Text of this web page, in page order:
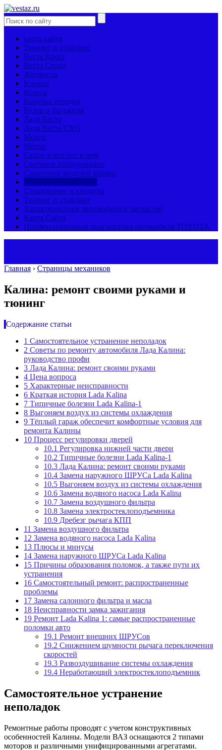
карта сайта
Тюнинг и стайлинг
Веста Кросс
Веста Спорт
Жидкости
Климат
Колеса
Коробка передач
Кузов и багажник
Лада Веста
Лада Веста CNG
Мозги
Мотор
Салон и все что в нем
Световое оборудование
Сравнение моделей машин
Страхование и кредиты
Тюнинг и стайлинг
Характеристики автомобиля и запчастей
Карта Сайта
Профессиональная диагностика автомобиля TOYOTA
Главная › Страницы механиков
Калина: ремонт своими руками и
тюнинг
Содержание статьи
1 Самостоятельное устранение неполадок
2 Советы по ремонту автомобиля Лада Калина:
руководство профи
3 Лада Калина: ремонт своими руками
4 Цена вопроса
5 Характерные неисправности
6 Краткая история Lada Kalina
7 Типичные болезни Lada Kalina-1
8 Выгоняем воздух из системы охлаждения
9 Тёплый гараж обеспечит комфортные условия для
ремонта Калины
10 Процесс регулировки дверей
10.1 Регулировка нижней части двери
10.2 Типичные болезни Lada Kalina-1
10.3 Лада Калина: ремонт своими руками
10.4 Замена наружного ШРУСа Lada Kalina
10.5 Выгоняем воздух из системы охлаждения
10.6 Замена водяного насоса Lada Kalina
10.7 Замена воздушного фильтра
10.8 Замена электростеклоподъемника
10.9 Дребезг рычага КПП
11 Замена воздушного фильтра
12 Замена водяного насоса Lada Kalina
13 Плюсы и минусы
14 Замена наружного ШРУСа Lada Kalina
15 Причины образования поломок, а также пути их
устранения
16 Самостоятельный ремонт: распространенные
проблемы
17 Замена салонного фильтра и масла
18 Неисправности замка зажигания
19 Ремонт Lada Kalina 1: самые распространенные
поломки авто
19.1 Ремонт внешних ШРУСов
19.2 Снижением шумности рычага переключения
скоростей
19.3 Развоздушивание системы охлаждения
19.4 Неработающий электростеклоподъемник
Самостоятельное устранение
неполадок
Ремонтные работы проводят с учетом конструктивных
особенностей Калины. Модели ВАЗ оснащаются 2 типами
моторов и различными унифицированными агрегатами.